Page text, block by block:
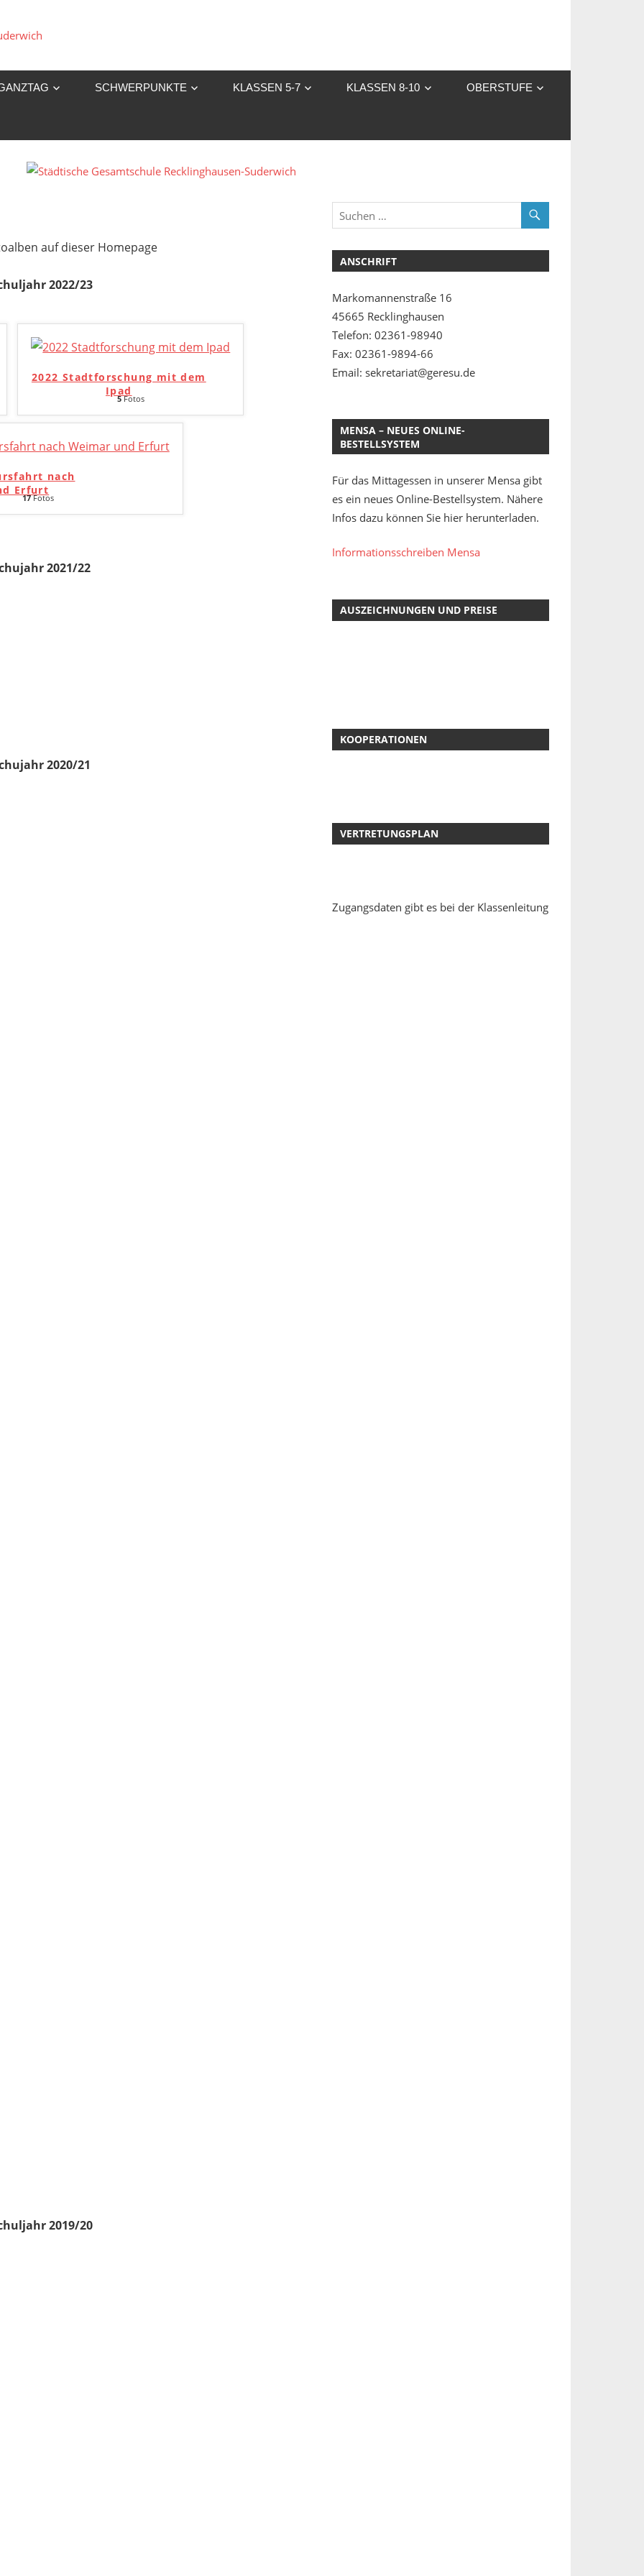
Gesamtschule
Suderwich
SCHWERPUNKTE KLASSEN 5-7 KLASSEN 8-10 OBERSTUFE
auf dieser Homepage
2022/23
2022 Stadtforschung mit dem
Ipad
5Fotos
nach
Erfurt
17Fotos
2021/22
2020/21
2019/20
ANSCHRIFT
Markomannenstraße 16
45665 Recklinghausen
Telefon: 02361-98940
Fax: 02361-9894-66
Email: sekretariat@geresu.de
MENSA – NEUES ONLINE-
BESTELLSYSTEM
Für das Mittagessen in unserer Mensa gibt
es ein neues Online-Bestellsystem. Nähere
Infos dazu können Sie hier herunterladen.
Informationsschreiben Mensa
AUSZEICHNUNGEN UND PREISE
KOOPERATIONEN
VERTRETUNGSPLAN
Zugangsdaten gibt es bei der Klassenleitung